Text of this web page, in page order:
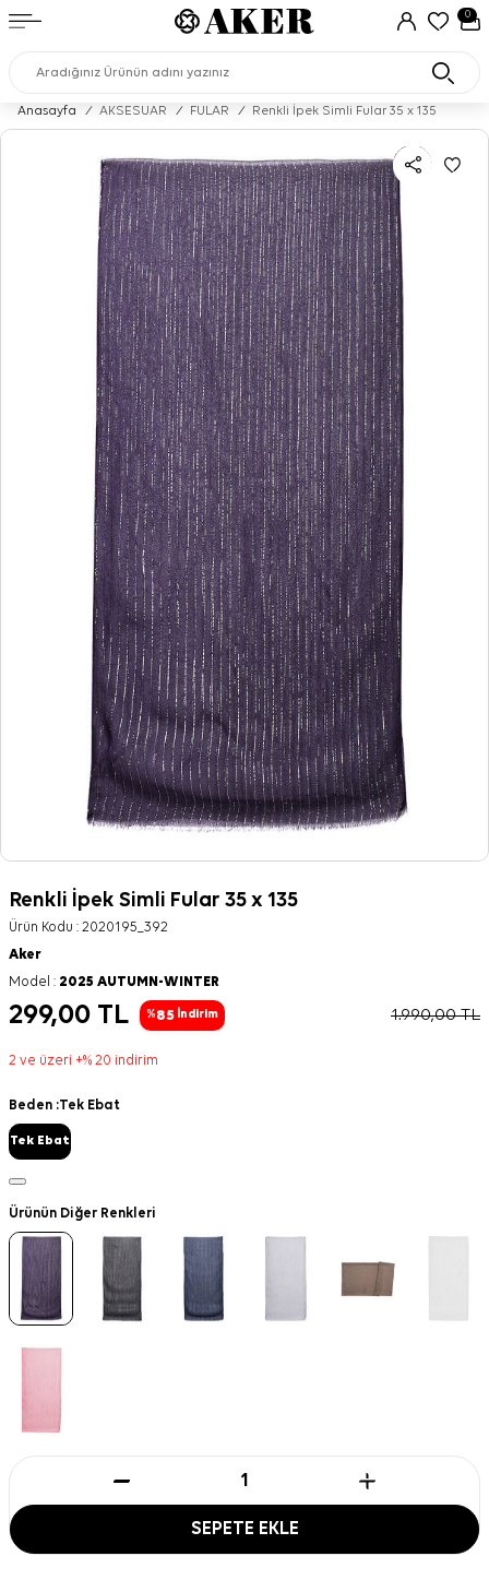
0
Anasayfa / AKSESUAR / FULAR / Renkli İpek Simli Fular 35 x 135
Renkli İpek Simli Fular 35 x 135
Ürün Kodu : 2020195_392
Aker
Model : 2025 AUTUMN-WINTER
299,00 TL %85 İndirim 1.990,00TL
2 ve üzeri +% 20 indirim
Beden :Tek Ebat
Tek Ebat
Ürünün Diğer Renkleri
SEPETE EKLE